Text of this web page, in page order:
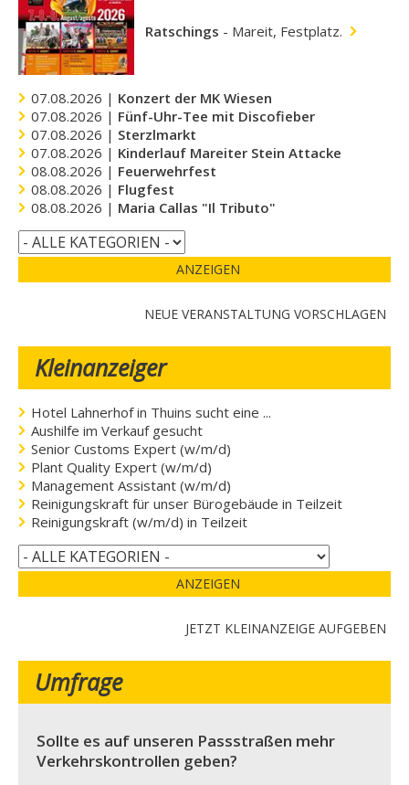
Ratschings - Mareit, Festplatz.
07.08.2026 | Konzert der MK Wiesen
07.08.2026 | Fünf-Uhr-Tee mit Discofieber
07.08.2026 | Sterzlmarkt
07.08.2026 | Kinderlauf Mareiter Stein Attacke
08.08.2026 | Feuerwehrfest
08.08.2026 | Flugfest
08.08.2026 | Maria Callas "Il Tributo"
ANZEIGEN
NEUE VERANSTALTUNG VORSCHLAGEN
Kleinanzeiger
Hotel Lahnerhof in Thuins sucht eine ...
Aushilfe im Verkauf gesucht
Senior Customs Expert (w/m/d)
Plant Quality Expert (w/m/d)
Management Assistant (w/m/d)
Reinigungskraft für unser Bürogebäude in Teilzeit
Reinigungskraft (w/m/d) in Teilzeit
ANZEIGEN
JETZT KLEINANZEIGE AUFGEBEN
Umfrage
Sollte es auf unseren Passstraßen mehr
Verkehrskontrollen geben?